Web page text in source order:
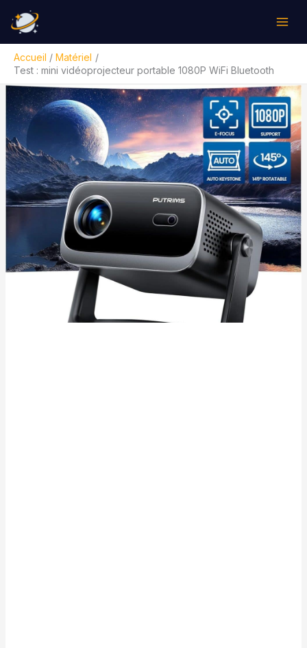
contenu
Accueil
Matériel
Test : mini vidéoprojecteur portable 1080P WiFi Bluetooth
Rechercher